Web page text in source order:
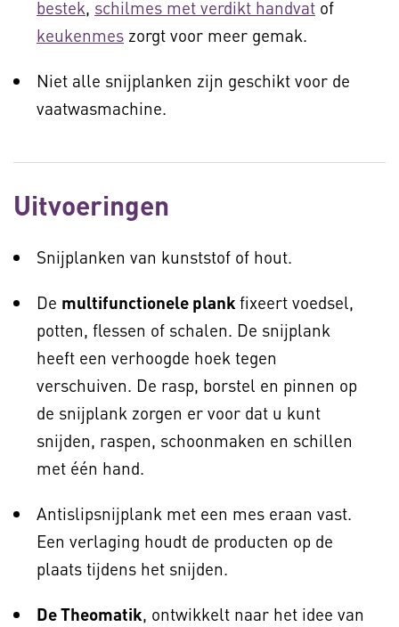
bestek, schilmes met verdikt handvat of
keukenmes zorgt voor meer gemak.
Niet alle snijplanken zijn geschikt voor de
vaatwasmachine.
Uitvoeringen
Snijplanken van kunststof of hout.
De multifunctionele plankfixeert voedsel,
potten, flessen of schalen. De snijplank
heeft een verhoogde hoek tegen
verschuiven. De rasp, borstel en pinnen op
de snijplank zorgen er voor dat u kunt
snijden, raspen, schoonmaken en schillen
met één hand.
Antislipsnijplank met een mes eraan vast.
Een verlaging houdt de producten op de
plaats tijdens het snijden.
De Theomatik, ontwikkelt naar het idee van